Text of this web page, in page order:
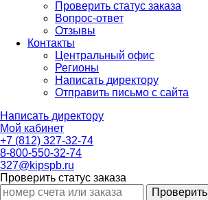
Проверить статус заказа
Вопрос-ответ
Отзывы
Контакты
Центральный офис
Регионы
Написать директору
Отправить письмо с сайта
Написать директору
Мой кабинет
+7 (812) 327-32-74
8-800-550-32-74
327@kipspb.ru
Проверить статус заказа
Проверить